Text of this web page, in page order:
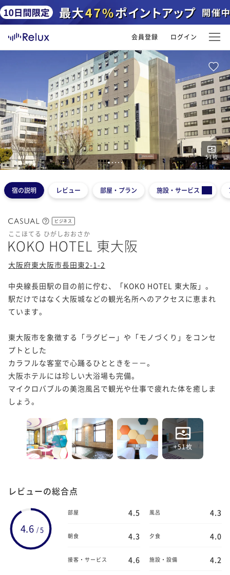
会員登録 ログイン
51枚
1 23 4 5
宿の説明 レビュー 部屋・プラン 施設・サービス
ビジネス
ここほてる ひがしおおさか
KOKO HOTEL 東大阪
大阪府東大阪市長田東2-1-2
中央線長田駅の目の前に佇む、「KOKO HOTEL 東大阪」。
駅だけではなく大阪城などの観光名所へのアクセスに恵まれ
ています。
東大阪市を象徴する「ラグビー」や「モノづくり」をコンセ
プトとした
カラフルな客室で心踊るひとときを－－。
大阪ホテルには珍しい大浴場も完備。
マイクロバブルの美泡風呂で観光や仕事で疲れた体を癒しま
しょう。
+51枚
レビューの総合点
4.6 /5
部屋 4.5 風呂 4.3
朝食 4.3 夕食 4.0
接客・サービス 4.6 施設・設備 4.2